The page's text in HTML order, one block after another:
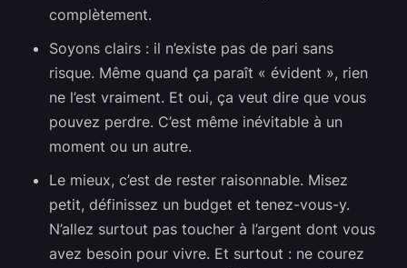
complètement.
Soyons clairs : il n’existe pas de pari sans
risque. Même quand ça paraît « évident », rien
ne l’est vraiment. Et oui, ça veut dire que vous
pouvez perdre. C’est même inévitable à un
moment ou un autre.
Le mieux, c’est de rester raisonnable. Misez
petit, définissez un budget et tenez-vous-y.
N’allez surtout pas toucher à l’argent dont vous
avez besoin pour vivre. Et surtout : ne courez